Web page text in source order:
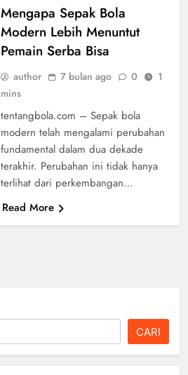
Mengapa Sepak Bola
Modern Lebih Menuntut
Pemain Serba Bisa
author 7 bulan ago 0
1
mins
tentangbola.com – Sepak bola
modern telah mengalami perubahan
fundamental dalam dua dekade
terakhir. Perubahan ini tidak hanya
terlihat dari perkembangan…
Read More
CARI